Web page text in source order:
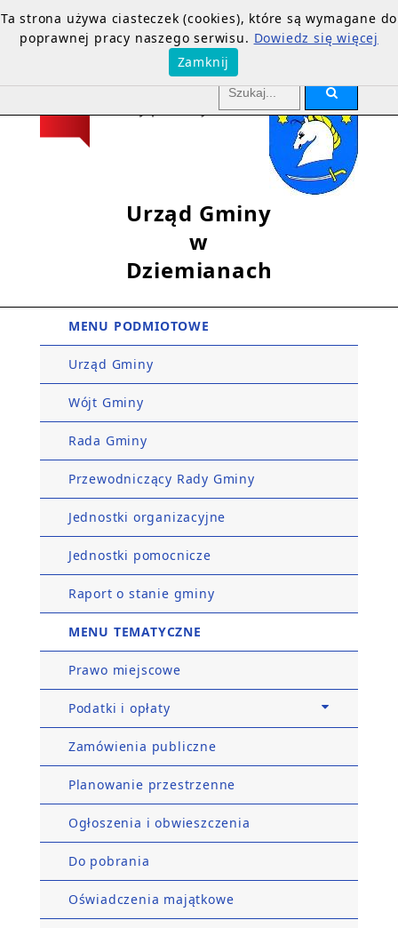
Urząd Gminy
w
Dziemianach
MENU PODMIOTOWE
Urząd Gminy
Wójt Gminy
Rada Gminy
Przewodniczący Rady Gminy
Jednostki organizacyjne
Jednostki pomocnicze
Raport o stanie gminy
MENU TEMATYCZNE
Prawo miejscowe
Podatki i opłaty
Zamówienia publiczne
Planowanie przestrzenne
Ogłoszenia i obwieszczenia
Do pobrania
Oświadczenia majątkowe
Ta strona używa ciasteczek (cookies), które są wymagane do
poprawnej pracy naszego serwisu. Dowiedz się więcej
Zamknij